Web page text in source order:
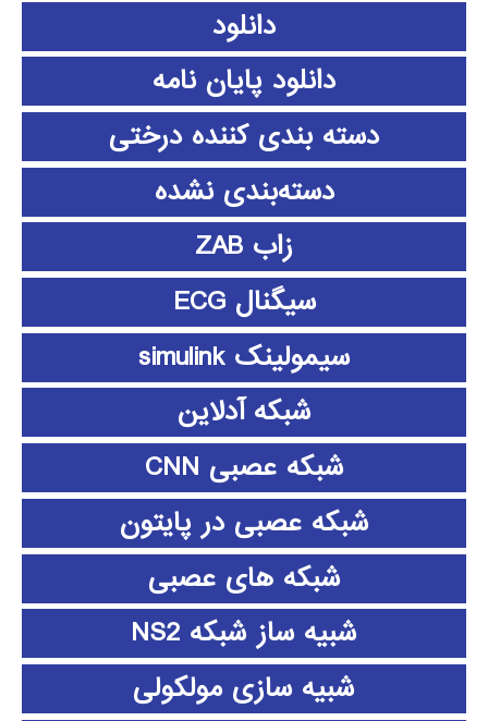
دانلود
دانلود پايان نامه
دسته بندی کننده درختی
دسته‌بندی نشده
زاب ZAB
سیگنال ECG
سیمولینک simulink
شبکه آدلاین
شبکه عصبی CNN
شبکه عصبی در پایتون
شبکه های عصبی
شبیه ساز شبکه NS2
شبیه سازی مولکولی